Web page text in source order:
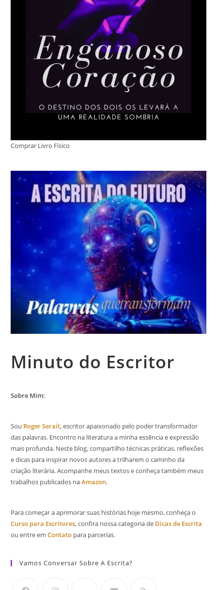
Comprar Livro Físico
Minuto do Escritor
Sobre Mim:
Sou Roger Serait, escritor apaixonado pelo poder transformador
das palavras. Encontro na literatura a minha essência e expressão
mais profunda. Neste blog, compartilho técnicas práticas, reflexões
e dicas para inspirar novos autores a trilharem o caminho da
criação literária. Acompanhe meus textos e conheça também meus
trabalhos publicados naAmazon.
Para começar a aprimorar suas histórias hoje mesmo, conheça o
Curso para Escritores, confira nossa categoria de Dicas de Escrita
ou entre emContato para parcerias.
Vamos Conversar Sobre A Escrita?